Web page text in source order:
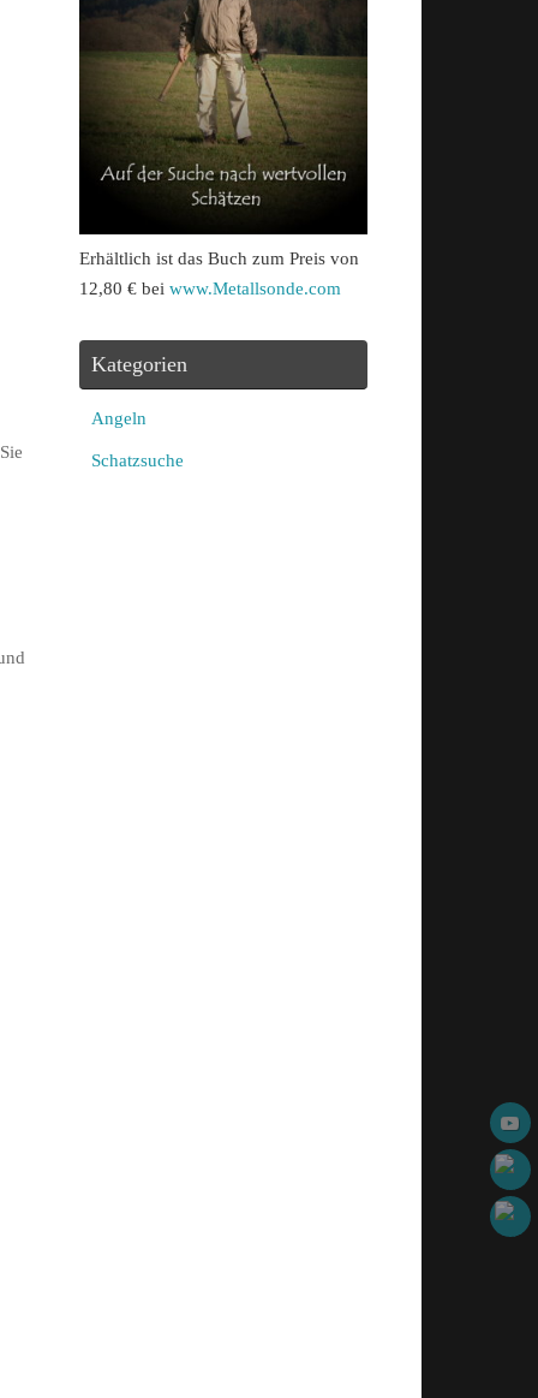
Erhältlich ist das Buch zum Preis von
12,80 € bei www.Metallsonde.com
Kategorien
Angeln
Schatzsuche